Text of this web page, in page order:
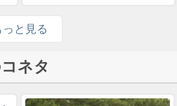
っと見る
ネタ